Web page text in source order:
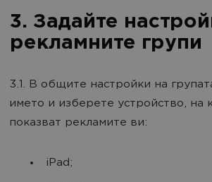
3. Задайте
рекламните групи
3.1. В общите настройки на
името и изберете устройство, на
показват рекламите ви:
iPad;